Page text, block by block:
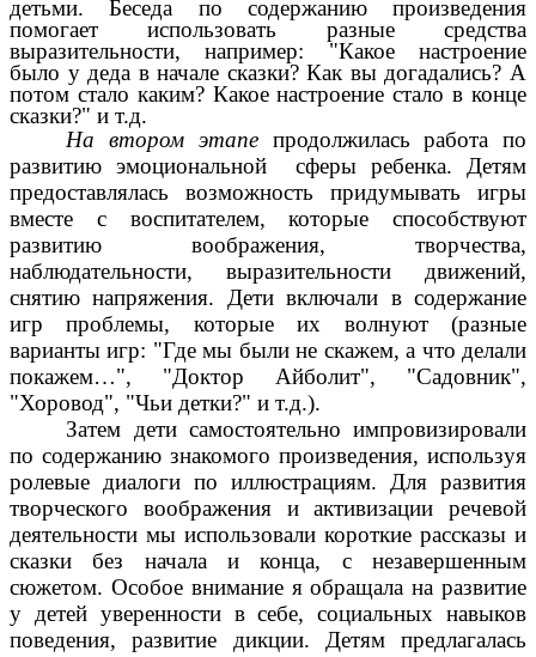
детьми. Беседа по содержанию произведения
помогает использовать разные средства
выразительности, например: "Какое настроение
было у деда в начале сказки? Как вы догадались? А
потом стало каким? Какое настроение стало в конце
сказки?" и т.д.
На втором этапепродолжилась работа по
развитию эмоциональной сферы ребенка. Детям
предоставлялась возможность придумывать игры
вместе с воспитателем, которые способствуют
развитию воображения, творчества,
наблюдательности, выразительности движений,
снятию напряжения. Дети включали в содержание
игр проблемы, которые их волнуют (разные
варианты игр: "Где мы были не скажем, а что делали
покажем…", "Доктор Айболит", "Садовник",
"Хоровод", "Чьи детки?" и т.д.).
Затем дети самостоятельно импровизировали
по содержанию знакомого произведения, используя
ролевые диалоги по иллюстрациям. Для развития
творческого воображения и активизации речевой
деятельности мы использовали короткие рассказы и
сказки без начала и конца, с незавершенным
сюжетом. Особое внимание я обращала на развитие
у детей уверенности в себе, социальных навыков
поведения, развитие дикции. Детям предлагалась